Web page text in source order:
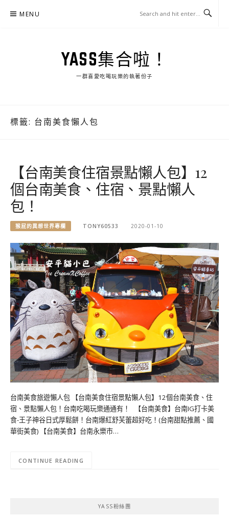
MENU
YASS集合啦！
一群喜愛吃喝玩樂的執著份子
標籤: 台南美食懶人包
【台南美食住宿景點懶人包】12
個台南美食、住宿、景點懶人
包！
猴屁的異想世界專欄 TONY60533 2020-01-10
台南美食旅遊懶人包 【台南美食住宿景點懶人包】12個台南美食、住
宿、景點懶人包！台南吃喝玩樂通通有！ 【台南美食】台南IG打卡美
食-王子神谷日式厚鬆餅！台南爆紅舒芙蕾超好吃！(台南甜點推薦、國
華街美食) 【台南美食】台南永樂市…
CONTINUE READING
YASS粉絲團